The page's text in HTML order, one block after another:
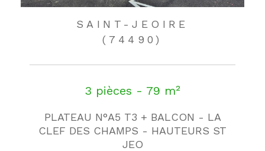
SAINT-JEOIRE
(74490)
3 pièces - 79 m²
PLATEAU N°A5 T3 + BALCON - LA
CLEF DES CHAMPS - HAUTEURS ST
JEO